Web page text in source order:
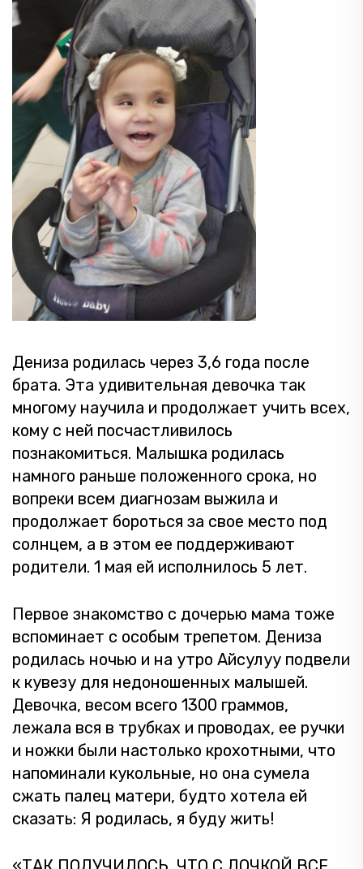
Дениза родилась через 3,6 года после
брата. Эта удивительная девочка так
многому научила и продолжает учить всех,
кому с ней посчастливилось
познакомиться. Малышка родилась
намного раньше положенного срока, но
вопреки всем диагнозам выжила и
продолжает бороться за свое место под
солнцем, а в этом ее поддерживают
родители. 1 мая ей исполнилось 5 лет.
Первое знакомство с дочерью мама тоже
вспоминает с особым трепетом. Дениза
родилась ночью и на утро Айсулуу подвели
к кувезу для недоношенных малышей.
Девочка, весом всего 1300 граммов,
лежала вся в трубках и проводах, ее ручки
и ножки были настолько крохотными, что
напоминали кукольные, но она сумела
сжать палец матери, будто хотела ей
сказать: Я родилась, я буду жить!